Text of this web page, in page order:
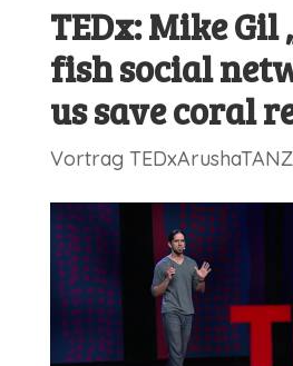
TEDx: Mike Gil
fish social
us save coral
Vortrag